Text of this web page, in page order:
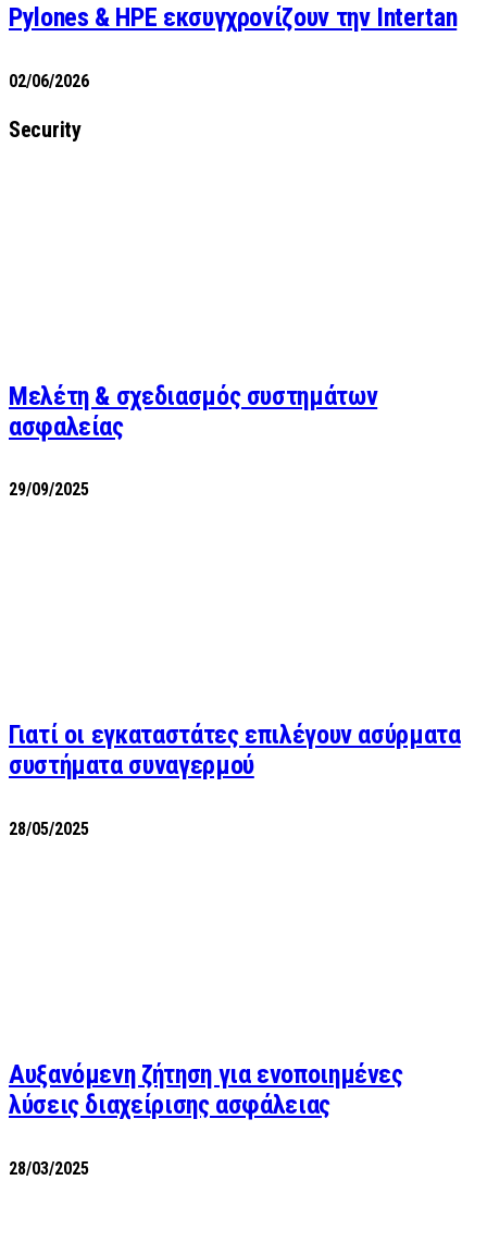
Pylones & HPE εκσυγχρονίζουν την Intertan
02/06/2026
Security
Μελέτη & σχεδιασμός συστημάτων
ασφαλείας
29/09/2025
Γιατί οι εγκαταστάτες επιλέγουν ασύρματα
συστήματα συναγερμού
28/05/2025
Αυξανόμενη ζήτηση για ενοποιημένες
λύσεις διαχείρισης ασφάλειας
28/03/2025